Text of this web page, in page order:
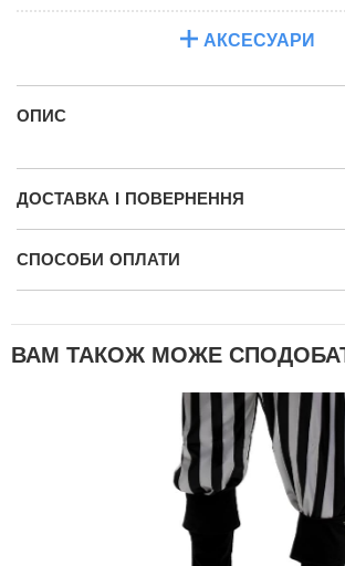
АКСЕСУАРИ
ОПИС
ДОСТАВКА І ПОВЕРНЕННЯ
СПОСОБИ ОПЛАТИ
ВАМ ТАКОЖ МОЖЕ